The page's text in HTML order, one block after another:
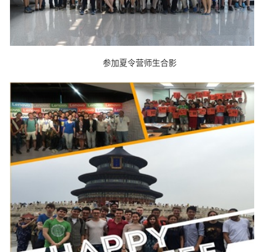
参加夏令营师生合影